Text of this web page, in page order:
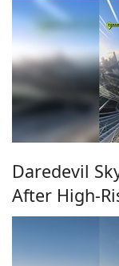
Daredevil
After High-